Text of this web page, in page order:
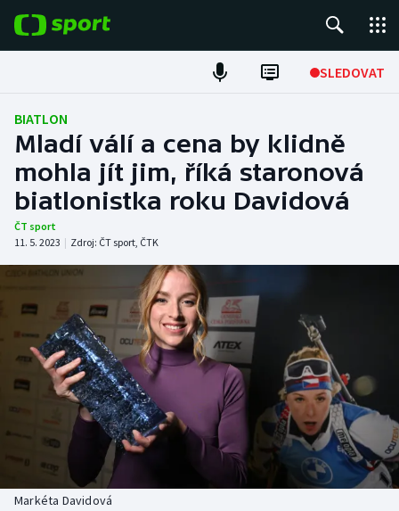
SLEDOVAT
Fotbal
Hokej
Tenis
Atletika
DALŠÍ SPORTY
Americký fotbal
Baseball a softbal
Basketbal
Biatlon
NEPŘEHLÉDNĚTE
Soutěže
Historické návraty
Aplikace ČT sport
BIATLON
Mladí válí a cena by klidně
mohla jít jim, říká staronová
biatlonistka roku Davidová
ČT sport
11. 5. 2023 | Zdroj: ČT sport, ČTK
Markéta Davidová